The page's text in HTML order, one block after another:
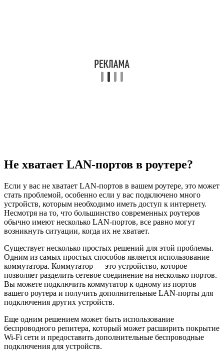
Не хватает LAN-портов в роутере?
Если у вас не хватает LAN-портов в вашем роутере, это может
стать проблемой, особенно если у вас подключено много
устройств, которым необходимо иметь доступ к интернету.
Несмотря на то, что большинство современных роутеров
обычно имеют несколько LAN-портов, все равно могут
возникнуть ситуации, когда их не хватает.
Существует несколько простых решений для этой проблемы.
Одним из самых простых способов является использование
коммутатора. Коммутатор — это устройство, которое
позволяет разделить сетевое соединение на несколько портов.
Вы можете подключить коммутатор к одному из портов
вашего роутера и получить дополнительные LAN-порты для
подключения других устройств.
Еще одним решением может быть использование
беспроводного репитера, который может расширить покрытие
Wi-Fi сети и предоставить дополнительные беспроводные
подключения для устройств.